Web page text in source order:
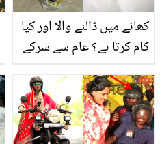
کھانے میں ڈالنے والا اور کیا
کام کرتا ہے؟ عام سے سرکے
آپ کی بڑی مشکل آسان